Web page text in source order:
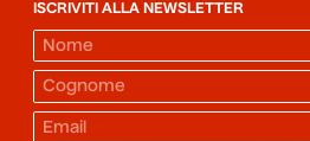
ISCRIVITI ALLA NEWSLETTER